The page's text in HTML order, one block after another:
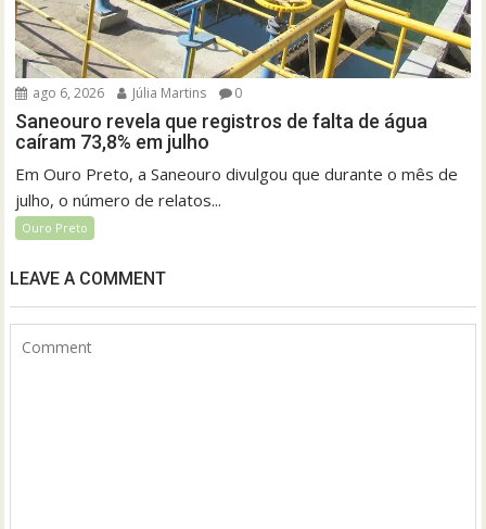
ago 6, 2026 Júlia Martins 0
Saneouro revela que registros de falta de água
caíram 73,8% em julho
Em Ouro Preto, a Saneouro divulgou que durante o mês de
julho, o número de relatos...
Ouro Preto
LEAVE A COMMENT